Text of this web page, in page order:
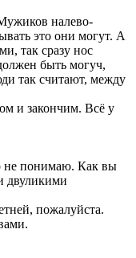
налево-
это они могут. А
так сразу нос
быть могуч,
так считают, между
и закончим. Всё у
не понимаю. Как вы
двуликими
пожалуйста.